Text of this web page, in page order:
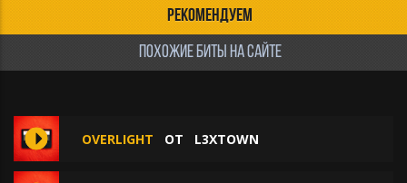
РЕКОМЕНДУЕМ
ПОХОЖИЕ БИТЫ НА САЙТЕ
OVERLIGHT ОТ L3XTOWN